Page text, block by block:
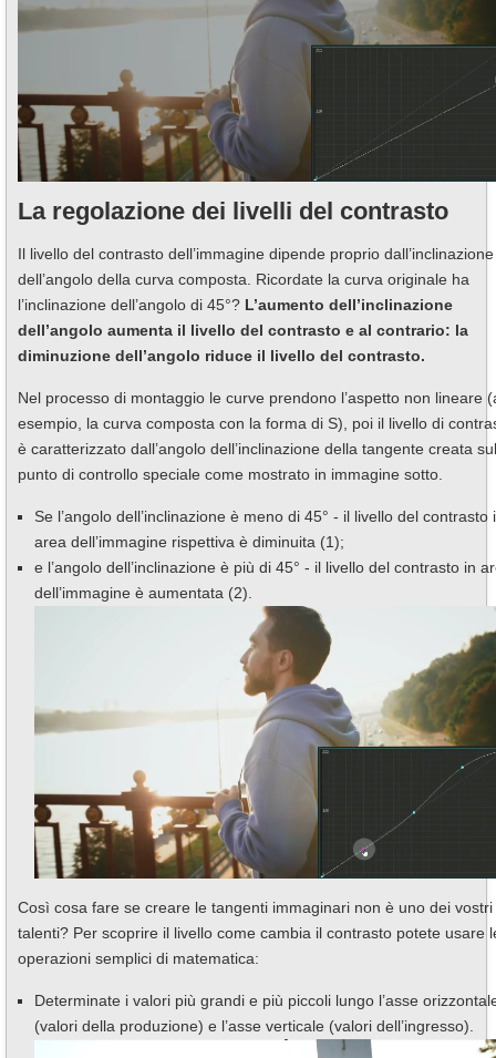
La regolazione dei livelli del contrasto
Il livello del contrasto dell’immagine dipende proprio dall’inclinazione
dell’angolo della curva composta. Ricordate la curva originale ha
l’inclinazione dell’angolo di 45°? L’aumento dell’inclinazione
dell’angolo aumenta il livello del contrasto e al contrario: la
diminuzione dell’angolo riduce il livello del contrasto.
Nel processo di montaggio le curve prendono l’aspetto non lineare
esempio, la curva composta con la forma di S), poi il livello di
è caratterizzato dall’angolo dell’inclinazione della tangente creata sul
punto di controllo speciale come mostrato in immagine sotto.
Se l’angolo dell’inclinazione è meno di 45° - il livello del contrasto
area dell’immagine rispettiva è diminuita (1);
e l’angolo dell’inclinazione è più di 45° - il livello del contrasto in
dell’immagine è aumentata (2).
Così cosa fare se creare le tangenti immaginari non è uno dei vostri
talenti? Per scoprire il livello come cambia il contrasto potete usare
operazioni semplici di matematica:
Determinate i valori più grandi e più piccoli lungo l’asse
(valori della produzione) e l’asse verticale (valori dell’ingresso).